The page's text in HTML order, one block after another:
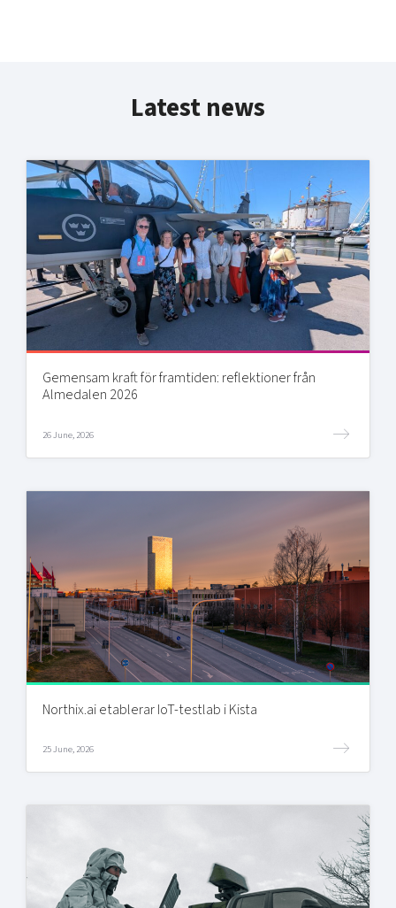
Latest news
Gemensam kraft för framtiden: reflektioner från
Almedalen 2026
26 June, 2026
Northix.ai etablerar IoT-testlab i Kista
25 June, 2026